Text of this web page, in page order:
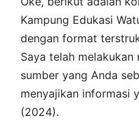
Kampung Edukasi
dengan format
Saya telah
sumber yang Anda
menyajikan informasi
(2024).